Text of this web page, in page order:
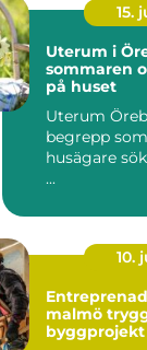
15.
Uterum i
sommaren
på huset
Uterum
begrepp
husägare
...
10.
malmö tryggare